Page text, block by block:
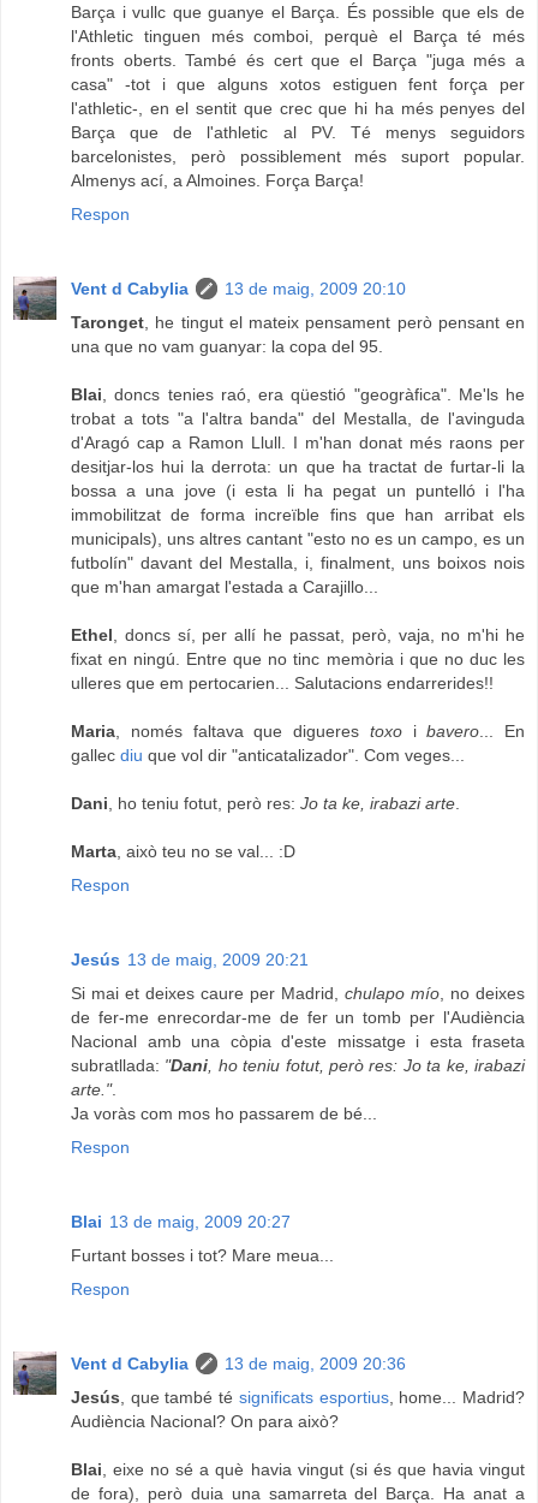
Barça i vullc que guanye el Barça. És possible que els de
l'Athletic tinguen més comboi, perquè el Barça té més
fronts oberts. També és cert que el Barça "juga més a
casa" -tot i que alguns xotos estiguen fent força per
l'athletic-, en el sentit que crec que hi ha més penyes del
Barça que de l'athletic al PV. Té menys seguidors
barcelonistes, però possiblement més suport popular.
Almenys ací, a Almoines. Força Barça!
Respon
Vent d Cabylia
13 de maig, 2009 20:10
Taronget, he tingut el mateix pensament però pensant en
una que no vam guanyar: la copa del 95.
Blai, doncs tenies raó, era qüestió "geogràfica". Me'ls he
trobat a tots "a l'altra banda" del Mestalla, de l'avinguda
d'Aragó cap a Ramon Llull. I m'han donat més raons per
desitjar-los hui la derrota: un que ha tractat de furtar-li la
bossa a una jove (i esta li ha pegat un puntelló i l'ha
immobilitzat de forma increïble fins que han arribat els
municipals), uns altres cantant "esto no es un campo, es un
futbolín" davant del Mestalla, i, finalment, uns boixos nois
que m'han amargat l'estada a Carajillo...
Ethel, doncs sí, per allí he passat, però, vaja, no m'hi he
fixat en ningú. Entre que no tinc memòria i que no duc les
ulleres que em pertocarien... Salutacions endarrerides!!
Maria, només faltava que digueres toxoibavero... En
gallec diu que vol dir "anticatalizador". Com veges...
Dani, ho teniu fotut, però res: Jo ta ke, irabazi arte.
Marta, això teu no se val... :D
Respon
Jesús 13 de maig, 2009 20:21
Si mai et deixes caure per Madrid, chulapo mío, no deixes
de fer-me enrecordar-me de fer un tomb per l'Audiència
Nacional amb una còpia d'este missatge i esta fraseta
subratllada: "Dani, ho teniu fotut, però res: Jo ta ke, irabazi
arte.".
Ja voràs com mos ho passarem de bé...
Respon
Blai 13 de maig, 2009 20:27
Furtant bosses i tot? Mare meua...
Respon
Vent d Cabylia
13 de maig, 2009 20:36
Jesús, que també té significats esportius, home... Madrid?
Audiència Nacional? On para això?
Blai, eixe no sé a què havia vingut (si és que havia vingut
de fora), però duia una samarreta del Barça. Ha anat a